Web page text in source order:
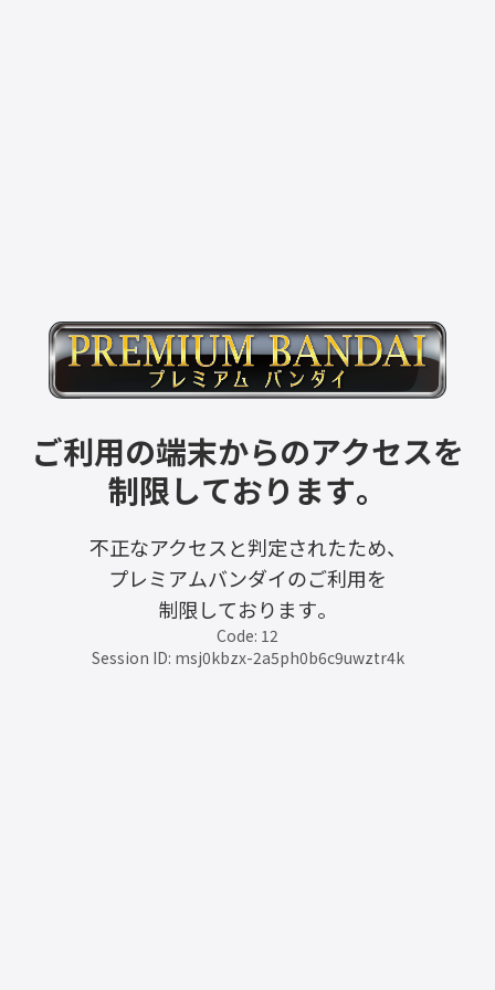
ご利用の端末からのアクセスを
制限しております。
不正なアクセスと判定されたため、
プレミアムバンダイのご利用を
制限しております。
Code: 12
Session ID: msj0kbzx-2a5ph0b6c9uwztr4k